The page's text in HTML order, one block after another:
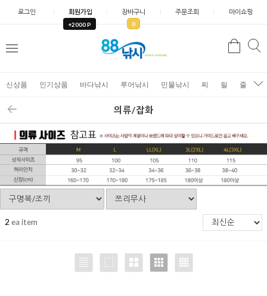
로그인 회원가입
+2000 P
장바구니
0
주문조회 마이쇼핑
검
신상품 인기상품 바다낚시 루어낚시 민물낚시 찌 릴 줄
의류/잡화
2 ea item